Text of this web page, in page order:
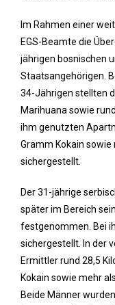
Im Rahmen einer
EGS-Beamte die
jährigen bosnischen
Staatsangehörigen.
34-Jährigen stellten
Marihuana sowie
ihm genutzten
Gramm Kokain sowie
sichergestellt.
Der 31-jährige
später im Bereich
festgenommen. Bei
sichergestellt. In der
Ermittler rund 28,5
Kokain sowie mehr
Beide Männer